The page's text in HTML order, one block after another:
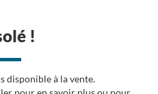
!
disponible à la vente.